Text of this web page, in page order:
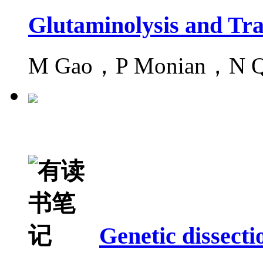
Glutaminolysis and
M Gao，P Monian，N
Genetic